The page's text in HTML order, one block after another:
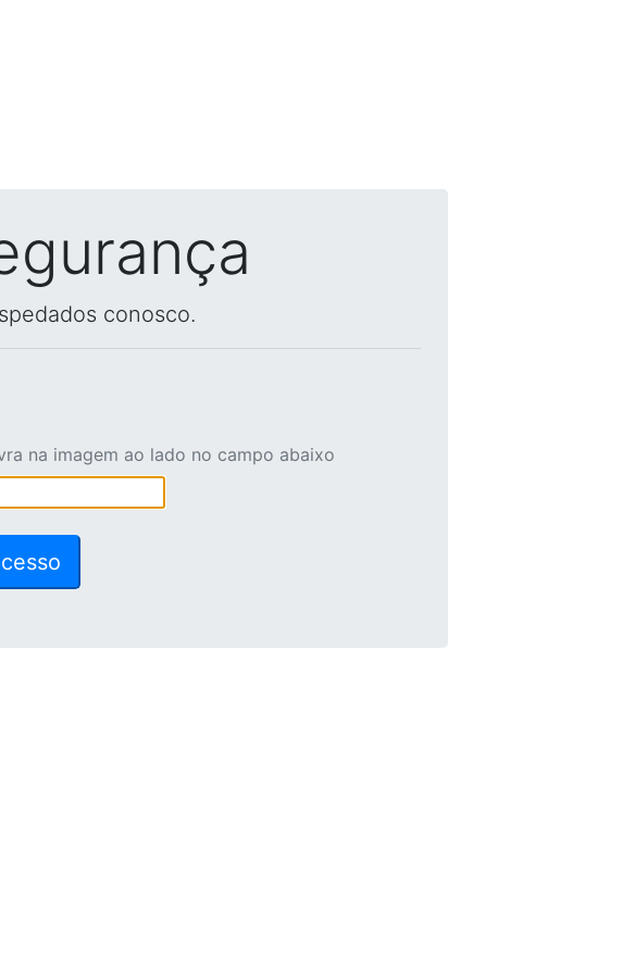
conosco.
na imagem ao lado no campo abaixo